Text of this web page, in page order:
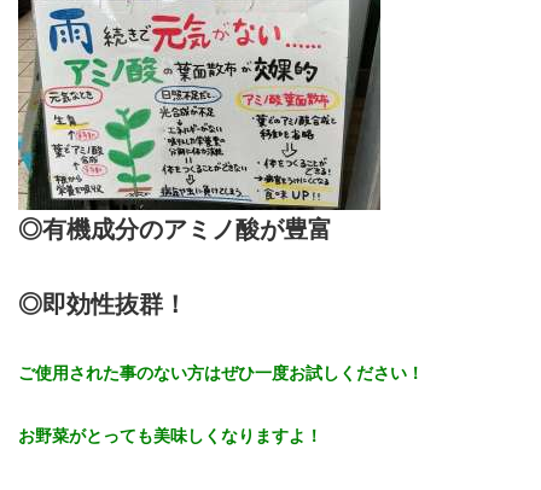
◎有機成分のアミノ酸が豊富
◎即効性抜群！
ご使用された事のない方はぜひ一度お試しください！
お野菜がとっても美味しくなりますよ！